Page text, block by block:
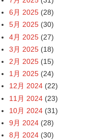
6月 2025 (28)
5月 2025 (30)
4月 2025 (27)
3月 2025 (18)
2月 2025 (15)
1月 2025 (24)
12月 2024 (22)
11月 2024 (23)
10月 2024 (31)
9月 2024 (28)
8月 2024 (30)